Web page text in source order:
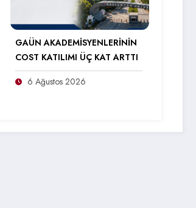
GAÜN AKADEMİSYENLERİNİN
COST KATILIMI ÜÇ KAT ARTTI
6 Ağustos 2026